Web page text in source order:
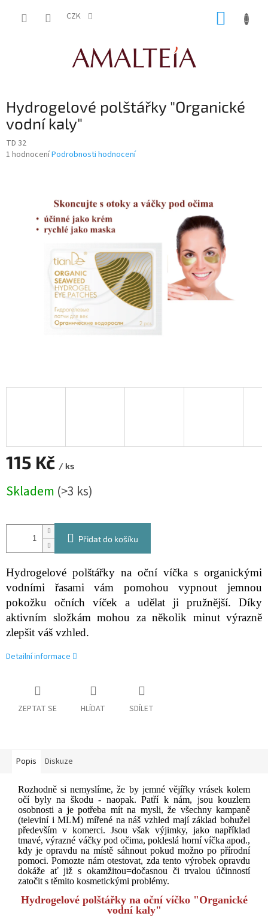
CZK
Hydrogelové polštářky "Organické
vodní kaly"
TD 32
Průměrné
hvězdiček.
1 hodnoceníPodrobnosti hodnocení
115 Kč / ks
cena:
Skladem (>3 ks)
Přidat do košíku
Hydrogelové polštářky na oční víčka s organickými
vodními řasami vám pomohou vypnout jemnou
pokožku očních víček a udělat ji pružnější. Díky
aktivním složkám mohou za několik minut výrazně
zlepšit váš vzhled.
Detailní informace
ZEPTAT SE HLÍDAT SDÍLET
Popis Diskuze
Rozhodně si nemyslíme, že by jemné vějířky vrásek kolem
očí byly na škodu - naopak. Patří k nám, jsou kouzlem
osobnosti a je potřeba mít na mysli, že všechny kampaně
(televiní i MLM) mířené na náš vzhled mají základ bohužel
především v komerci. Jsou však výjimky, jako například
tmavé, výrazné váčky pod očima, pokleslá horní víčka apod.,
kdy je opravdu na místě sáhnout pokud možno po přírodní
pomoci. Pomozte nám otestovat, zda tento výrobek opravdu
dokáže ať již s okamžitou=dočasnou či trvalou účinností
zatočit s těmito kosmetickými problémy.
Hydrogelové polštářky na oční víčko "Organické
vodní kaly"